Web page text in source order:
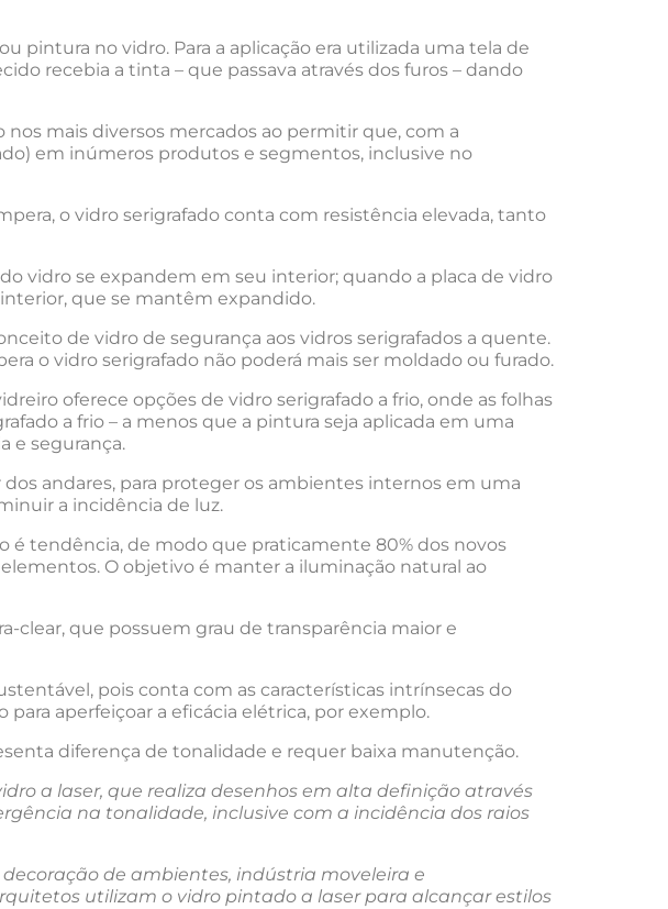
pintura no vidro. Para a aplicação era utilizada uma tela de
recebia a tinta – que passava através dos furos – dando
mais diversos mercados ao permitir que, com a
em inúmeros produtos e segmentos, inclusive no
o vidro serigrafado conta com resistência elevada, tanto
vidro se expandem em seu interior; quando a placa de vidro
que se mantêm expandido.
de vidro de segurança aos vidros serigrafados a quente.
o vidro serigrafado não poderá mais ser moldado ou furado.
oferece opções de vidro serigrafado a frio, onde as folhas
a frio – a menos que a pintura seja aplicada em uma
e segurança.
andares, para proteger os ambientes internos em uma
a incidência de luz.
é tendência, de modo que praticamente 80% dos novos
O objetivo é manter a iluminação natural ao
clear, que possuem grau de transparência maior e
pois conta com as características intrínsecas do
aperfeiçoar a eficácia elétrica, por exemplo.
diferença de tonalidade e requer baixa manutenção.
a laser, que realiza desenhos em alta definição através
na tonalidade, inclusive com a incidência dos raios
de ambientes, indústria moveleira e
utilizam o vidro pintado a laser para alcançar estilos